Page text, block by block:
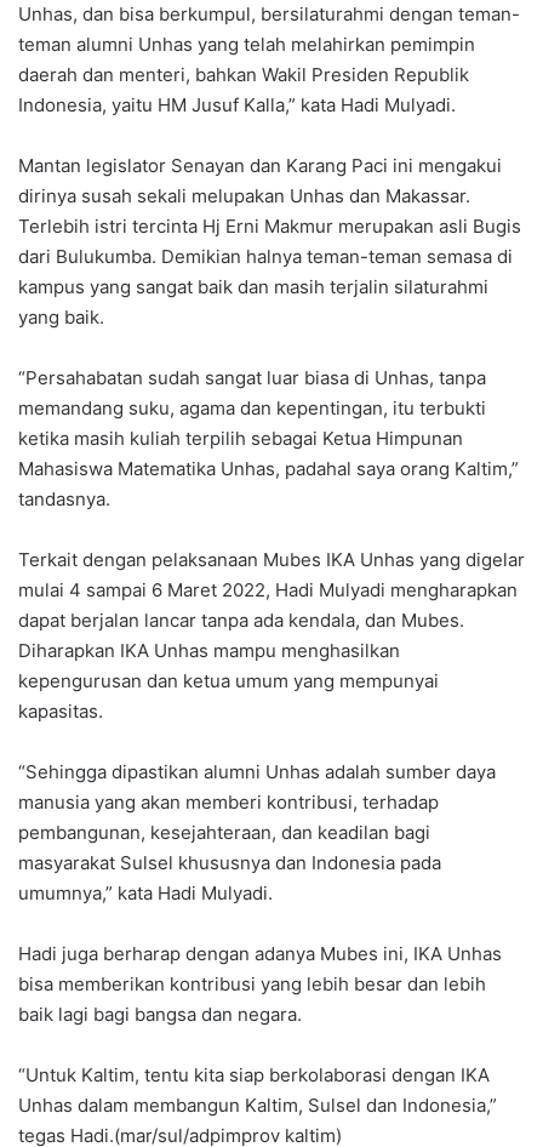
Unhas, dan bisa berkumpul, bersilaturahmi dengan teman-
teman alumni Unhas yang telah melahirkan pemimpin
daerah dan menteri, bahkan Wakil Presiden Republik
Indonesia, yaitu HM Jusuf Kalla,” kata Hadi Mulyadi.
Mantan legislator Senayan dan Karang Paci ini mengakui
dirinya susah sekali melupakan Unhas dan Makassar.
Terlebih istri tercinta Hj Erni Makmur merupakan asli Bugis
dari Bulukumba. Demikian halnya teman-teman semasa di
kampus yang sangat baik dan masih terjalin silaturahmi
yang baik.
“Persahabatan sudah sangat luar biasa di Unhas, tanpa
memandang suku, agama dan kepentingan, itu terbukti
ketika masih kuliah terpilih sebagai Ketua Himpunan
Mahasiswa Matematika Unhas, padahal saya orang Kaltim,”
tandasnya.
Terkait dengan pelaksanaan Mubes IKA Unhas yang digelar
mulai 4 sampai 6 Maret 2022, Hadi Mulyadi mengharapkan
dapat berjalan lancar tanpa ada kendala, dan Mubes.
Diharapkan IKA Unhas mampu menghasilkan
kepengurusan dan ketua umum yang mempunyai
kapasitas.
“Sehingga dipastikan alumni Unhas adalah sumber daya
manusia yang akan memberi kontribusi, terhadap
pembangunan, kesejahteraan, dan keadilan bagi
masyarakat Sulsel khususnya dan Indonesia pada
umumnya,” kata Hadi Mulyadi.
Hadi juga berharap dengan adanya Mubes ini, IKA Unhas
bisa memberikan kontribusi yang lebih besar dan lebih
baik lagi bagi bangsa dan negara.
“Untuk Kaltim, tentu kita siap berkolaborasi dengan IKA
Unhas dalam membangun Kaltim, Sulsel dan Indonesia,”
tegas Hadi.(mar/sul/adpimprov kaltim)